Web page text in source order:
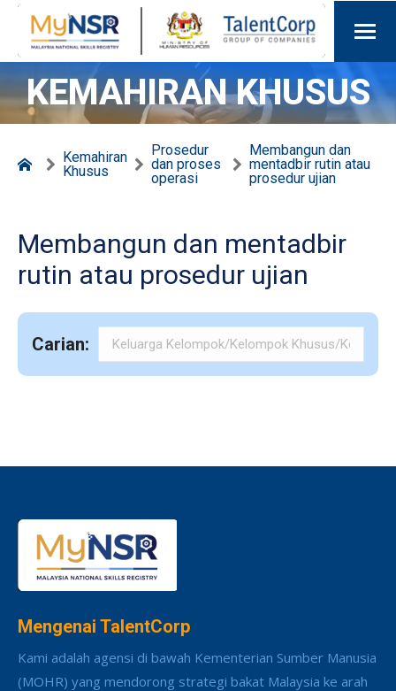
KEMAHIRAN KHUSUS
Kemahiran
Khusus
Prosedur
dan proses
operasi
Membangun dan
mentadbir rutin atau
prosedur ujian
Membangun dan mentadbir
rutin atau prosedur ujian
Carian:
Mengenai TalentCorp
Kami adalah agensi di bawah Kementerian Sumber Manusia
(MOHR) yang mendorong strategi bakat Malaysia ke arah